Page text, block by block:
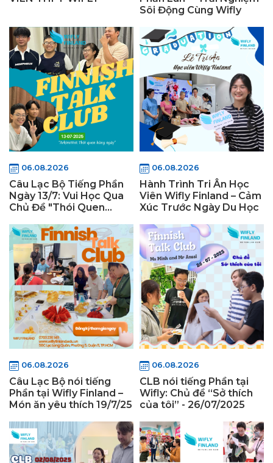
Sôi Động Cùng Wifly
06.08.2026
Câu Lạc Bộ Tiếng Phần
Ngày 13/7: Vui Học Qua
Chủ Đề "Thói Quen
Finland
06.08.2026
Hành Trình Tri Ân Học
Viên Wifly Finland – Cảm
Xúc Trước Ngày Du Học
06.08.2026
Câu Lạc Bộ nói tiếng
Phần tại Wifly Finland –
Món ăn yêu thích 19/7/25
06.08.2026
CLB nói tiếng Phần tại
Wifly: Chủ đề “Sở thích
của tôi” - 26/07/2025